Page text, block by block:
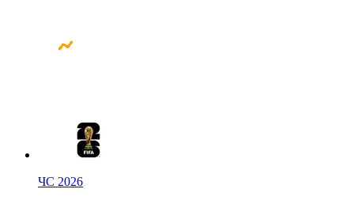
ЧС 2026